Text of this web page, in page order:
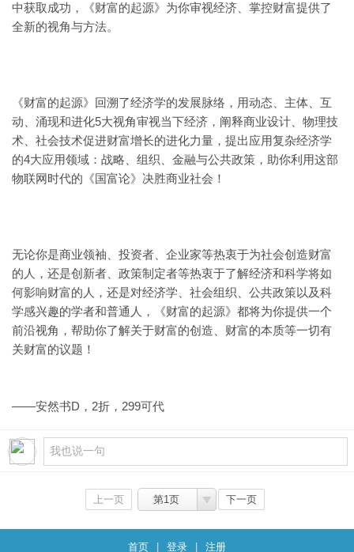
中获取成功，《财富的起源》为你审视经济、掌控财富提供了
全新的视角与方法。
《财富的起源》回溯了经济学的发展脉络，用动态、主体、互
动、涌现和进化5大视角审视当下经济，阐释商业设计、物理技
术、社会技术促进财富增长的进化力量，提出应用复杂经济学
的4大应用领域：战略、组织、金融与公共政策，助你利用这部
物联网时代的《国富论》决胜商业社会！
无论你是商业领袖、投资者、企业家等热衷于为社会创造财富
的人，还是创新者、政策制定者等热衷于了解经济和科学将如
何影响财富的人，还是对经济学、社会组织、公共政策以及科
学感兴趣的学者和普通人，《财富的起源》都将为你提供一个
前沿视角，帮助你了解关于财富的创造、财富的本质等一切有
关财富的议题！
——安然书D，2折，299可代
上一页 第1页 下一页
首页 登录 注册